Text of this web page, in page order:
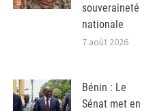
souveraineté
nationale
7 août 2026
Bénin : Le
Sénat met en